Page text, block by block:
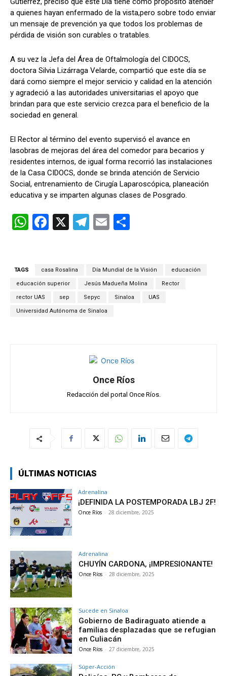
a quienes hayan enfermado de la vista,pero sobre todo enviar
un mensaje de prevención ya que todos los problemas de
pérdida de visión son curables o tratables.
A su vez la Jefa del Área de Oftalmología del CIDOCS,
doctora Silvia Lizárraga Velarde, compartió que este día se
dará como siempre el mejor servicio y calidad en la atención
y agradeció a las autoridades universitarias el apoyo que
brindan para que este servicio crezca para el beneficio de la
sociedad en general.
El Rector al término del evento supervisó el avance en
lasobras de mejoras del área del comedor para becarios y
residentes internos, de igual forma recorrió las instalaciones
de la Casa CIDOCS, donde se brinda atención de Servicio
Social, entrenamiento de Cirugía Laparoscópica, planeación
educativa y se imparten algunas clases de Posgrado.
W
A
p
p
F
b
o
k
X
T
gr
a
m
E
p
ar
tir
TAGS casa Rosalina Día Mundial de la Visión educación
educación superior Jesús Madueña Molina Rector
rector UAS sep Sepyc Sinaloa UAS
Universidad Autónoma de Sinaloa
Once Ríos
Redacción del portal Once Ríos.
ÚLTIMAS NOTICIAS
Adrenalina
¡DEFINIDA LA POSTEMPORADA LBJ 2F!
Once Ríos - 28 diciembre, 2025
Adrenalina
CHUYÍN CARDONA, ¡IMPRESIONANTE!
Once Ríos - 28 diciembre, 2025
Sucede en Sinaloa
Gobierno de Badiraguato atiende a
familias desplazadas que se refugian
en Culiacán
Once Ríos - 27 diciembre, 2025
Súper-Acción